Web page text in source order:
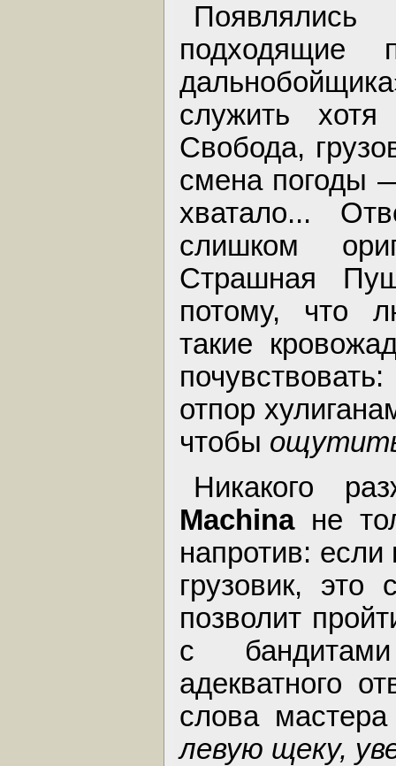
подходящие
служить
Свобода,
смена погоды
хватало...
слишком
Страшная
потому, что
такие
отпор
чтобы
Никакого
Machinaне
напротив:
грузовик,
позволит
с
адекватного
слова
левую щеку,